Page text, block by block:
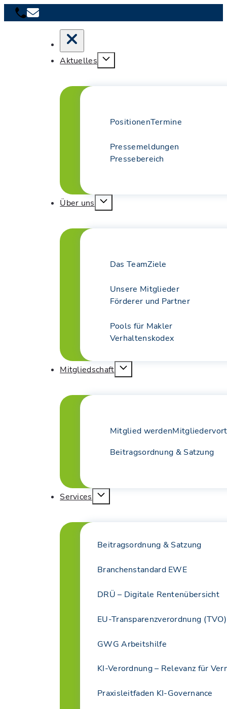
Aktuelles
PositionenTermine
Pressemeldungen
Pressebereich
Über uns
Das TeamZiele
Unsere Mitglieder
Förderer und Partner
Pools für Makler
Verhaltenskodex
Mitgliedschaft
Mitglied werden
Beitragsordnung & Satzung
Services
Beitragsordnung & Satzung
Branchenstandard EWE
DRÜ – Digitale Rentenübersicht
EU-Transparenzverordnung (TVO)
GWG Arbeitshilfe
KI-Verordnung – Relevanz für
Praxisleitfaden KI-Governance